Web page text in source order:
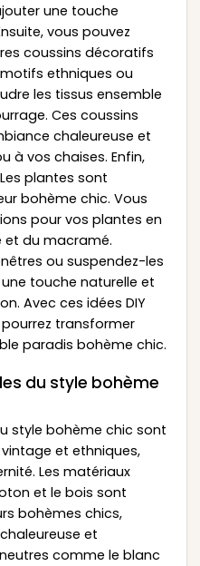
une touche
vous pouvez
coussins décoratifs
ethniques ou
les tissus ensemble
Ces coussins
chaleureuse et
à vos chaises. Enfin,
plantes sont
bohème chic. Vous
pour vos plantes en
et du macramé.
ou suspendez-les
touche naturelle et
Avec ces idées DIY
transformer
paradis bohème chic.
du style bohème
style bohème chic sont
et ethniques,
Les matériaux
et le bois sont
bohèmes chics,
et
comme le blanc